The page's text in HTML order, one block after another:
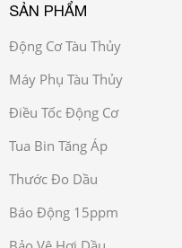
SẢN PHẨM
Động Cơ Tàu Thủy
Máy Phụ Tàu Thủy
Điều Tốc Động Cơ
Tua Bin Tăng Áp
Thước Đo Dầu
Báo Động 15ppm